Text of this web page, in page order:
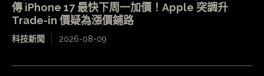
傳 iPhone 17 最快下周一加價！Apple 突調升
Trade-in 價疑為漲價鋪路
科技新聞 2026-08-09